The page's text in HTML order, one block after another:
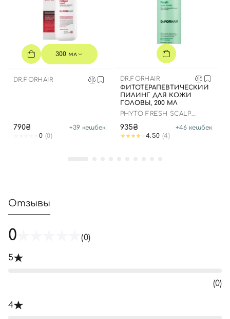
300 мл
DR.FORHAIR
790₴ +39 кешбек
0 (0)
DR.FORHAIR
ФИТОТЕРАПЕВТИЧЕСКИЙ
ПИЛИНГ ДЛЯ КОЖИ
ГОЛОВЫ, 200 МЛ
PHYTO FRESH SCALP
935₴ +46 кешбек
4.50 (4)
Отзывы
0 (0)
5
(0)
4